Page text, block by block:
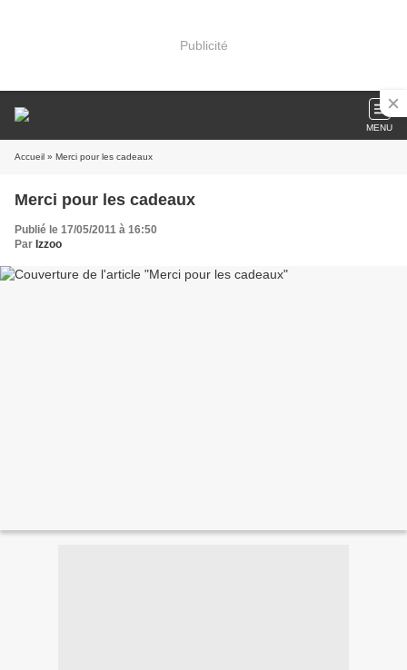
Publicité
MENU
Accueil » Merci pour les cadeaux
Merci pour les cadeaux
Publié le 17/05/2011 à 16:50
Par Izzoo